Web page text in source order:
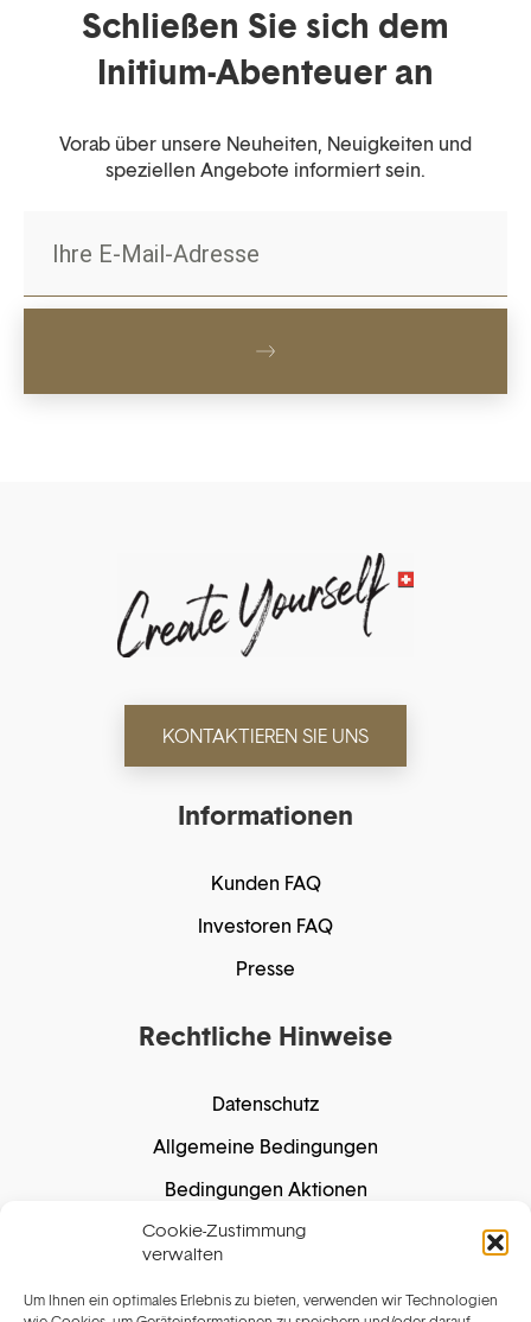
Cookie-Zustimmung
verwalten
Um Ihnen ein optimales Erlebnis zu bieten, verwenden wir Technologien
Schließen Sie sich dem
Initium-Abenteuer an
Vorab über unsere Neuheiten, Neuigkeiten und
speziellen Angebote informiert sein.
KONTAKTIEREN SIE UNS
Informationen
Kunden FAQ
Investoren FAQ
Presse
Rechtliche Hinweise
Datenschutz
Allgemeine Bedingungen
Bedingungen Aktionen
Cookie-Richtlinie